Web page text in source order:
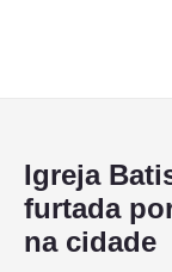
Igreja
furtada
na cidade